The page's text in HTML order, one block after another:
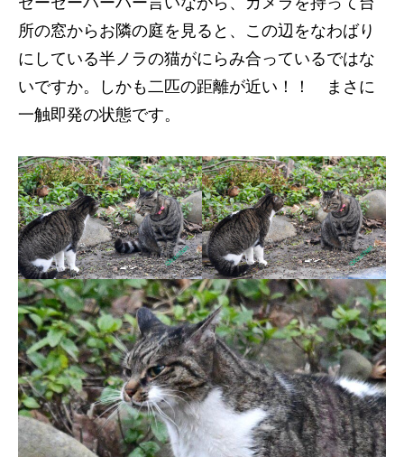
所の窓からお隣の庭を見ると、この辺をなわばり
にしている半ノラの猫がにらみ合っているではな
いですか。しかも二匹の距離が近い！！ まさに
一触即発の状態です。